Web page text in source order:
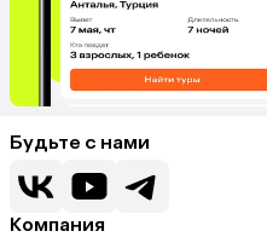
Будьте с нами
Компания